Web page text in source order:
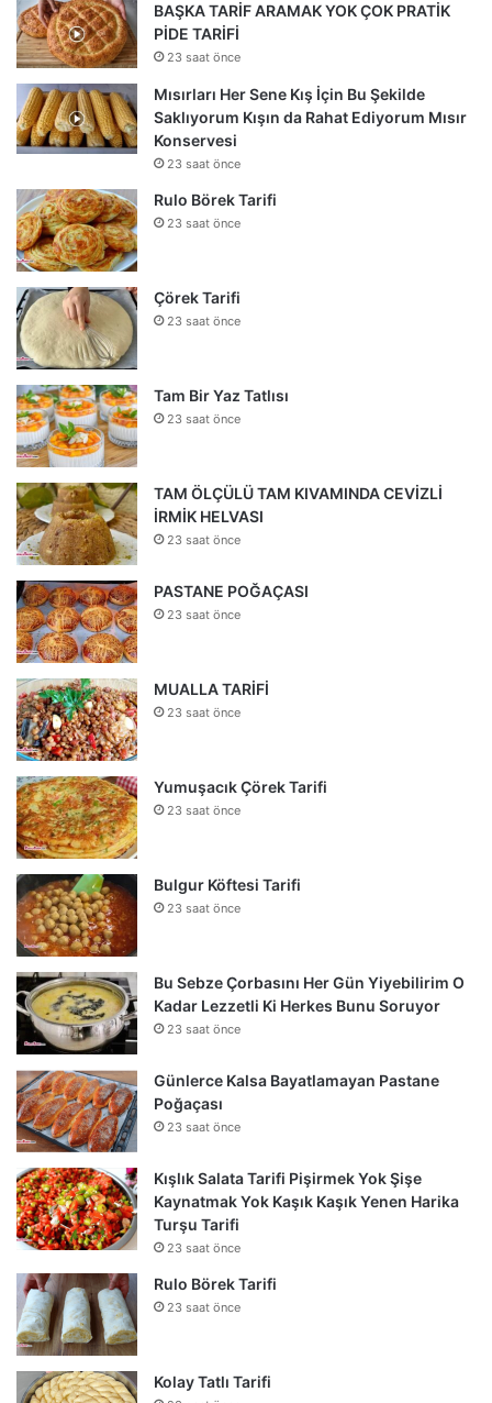
BAŞKA TARİF ARAMAK YOK ÇOK PRATİK
PİDE TARİFİ
23 saat önce
Mısırları Her Sene Kış İçin Bu Şekilde
Saklıyorum Kışın da Rahat Ediyorum Mısır
Konservesi
23 saat önce
Rulo Börek Tarifi
23 saat önce
Çörek Tarifi
23 saat önce
Tam Bir Yaz Tatlısı
23 saat önce
TAM ÖLÇÜLÜ TAM KIVAMINDA CEVİZLİ
İRMİK HELVASI
23 saat önce
PASTANE POĞAÇASI
23 saat önce
MUALLA TARİFİ
23 saat önce
Yumuşacık Çörek Tarifi
23 saat önce
Bulgur Köftesi Tarifi
23 saat önce
Bu Sebze Çorbasını Her Gün Yiyebilirim O
Kadar Lezzetli Ki Herkes Bunu Soruyor
23 saat önce
Günlerce Kalsa Bayatlamayan Pastane
Poğaçası
23 saat önce
Kışlık Salata Tarifi Pişirmek Yok Şişe
Kaynatmak Yok Kaşık Kaşık Yenen Harika
Turşu Tarifi
23 saat önce
Rulo Börek Tarifi
23 saat önce
Kolay Tatlı Tarifi